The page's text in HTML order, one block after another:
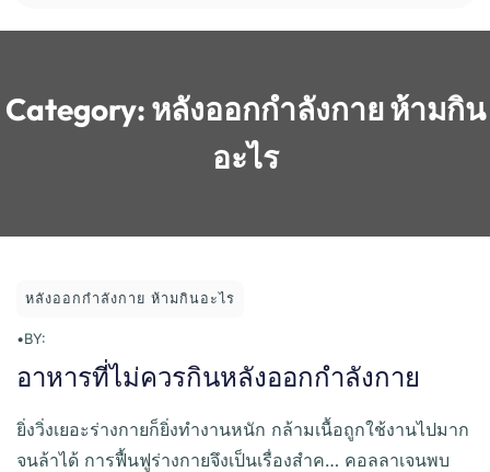
Category: หลังออกกําลังกาย ห้ามกิน
อะไร
หลังออกกําลังกาย ห้ามกินอะไร
•BY:
อาหารที่ไม่ควรกินหลังออกกำลังกาย
ยิ่งวิ่งเยอะร่างกายก็ยิ่งทำงานหนัก กล้ามเนื้อถูกใช้งานไปมาก
จนล้าได้ การฟื้นฟูร่างกายจึงเป็นเรื่องสำค… คอลลาเจนพบ